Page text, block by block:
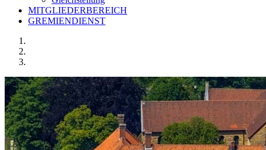
MITGLIEDERBEREICH
GREMIENDIENST